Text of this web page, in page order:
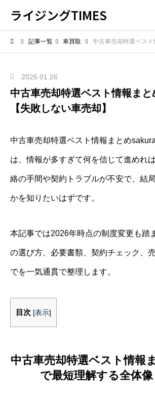
ライジングTIMES
記事一覧 車買取 中古車売却特選ベスト情報まとめ
2026.01.26
中古車売却特選ベスト情報ま
【失敗しない車売却】
中古車売却特選ベスト情報まとめ
は、情報が多すぎて何を信じて進めれ
絡の手間や契約トラブルが不安で、結
かを知りたいはずです。
本記事では2026年時点の制度変更も踏
の選び方、必要書類、契約チェック、
でを一気通貫で整理します。
目次 [表示]
中古車売却特選ベスト情報
で最短理解する全体